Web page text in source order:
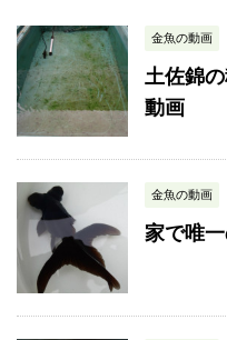
金魚の動画
土佐錦
動画
金魚の動画
家で唯